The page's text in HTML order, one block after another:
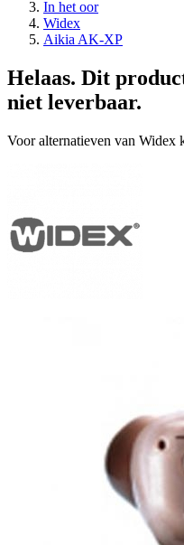
In het oor
Widex
Aikia AK-XP
Helaas. Dit
niet leverbaar.
Voor alternatieven van Widex